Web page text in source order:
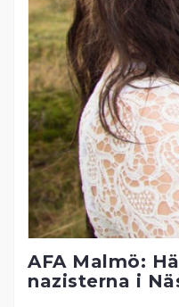
AFA Malmö:
nazisterna i